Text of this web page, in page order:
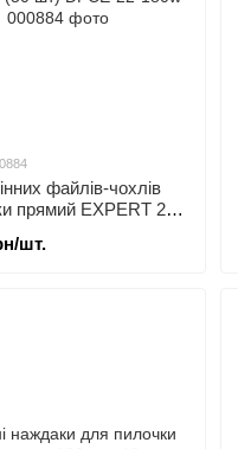
файлів-чохлів
прямий EXPERT 22
шт.